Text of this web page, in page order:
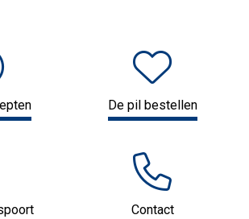
De pil bestellen
Contact